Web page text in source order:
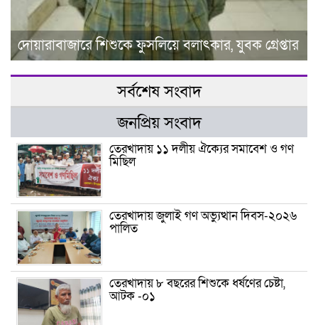
দোয়ারাবাজারে শিশুকে ফুসলিয়ে বলাৎকার, যুবক গ্রেপ্তার
সর্বশেষ সংবাদ
জনপ্রিয় সংবাদ
তেরখাদায় ১১ দলীয় ঐক্যের সমাবেশ ও গণ
মিছিল
তেরখাদায় জুলাই গণ অভ্যুত্থান দিবস-২০২৬
পালিত
তেরখাদায় ৮ বছরের শিশুকে ধর্ষণের চেষ্টা,
আটক -০১